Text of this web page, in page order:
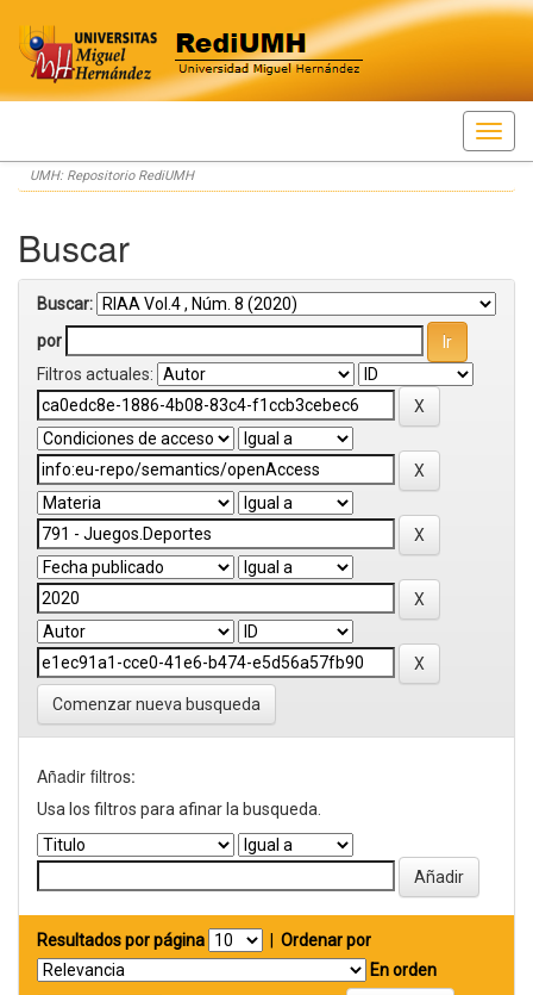
Skip
navigation
UMH: Repositorio RediUMH
Buscar
Buscar:
por
Filtros actuales:
Comenzar nueva busqueda
Añadir filtros:
Usa los filtros para afinar la busqueda.
Resultados por página
Ordenar por
En orden